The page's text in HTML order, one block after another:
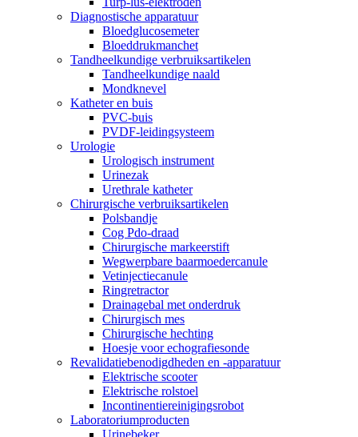
Diagnostische apparatuur
Bloedglucosemeter
Bloeddrukmanchet
Tandheelkundige verbruiksartikelen
Tandheelkundige naald
Mondknevel
Katheter en buis
PVC-buis
PVDF-leidingsysteem
Urologie
Urologisch instrument
Urinezak
Urethrale katheter
Chirurgische verbruiksartikelen
Polsbandje
Cog Pdo-draad
Chirurgische markeerstift
Wegwerpbare baarmoedercanule
Vetinjectiecanule
Ringretractor
Drainagebal met onderdruk
Chirurgisch mes
Chirurgische hechting
Hoesje voor echografiesonde
Revalidatiebenodigdheden en -apparatuur
Elektrische scooter
Elektrische rolstoel
Incontinentiereinigingsrobot
Laboratoriumproducten
Urinebeker